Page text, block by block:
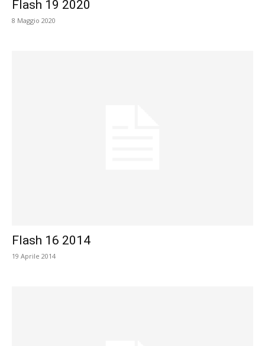
Flash 19 2020
8 Maggio 2020
Flash 16 2014
19 Aprile 2014